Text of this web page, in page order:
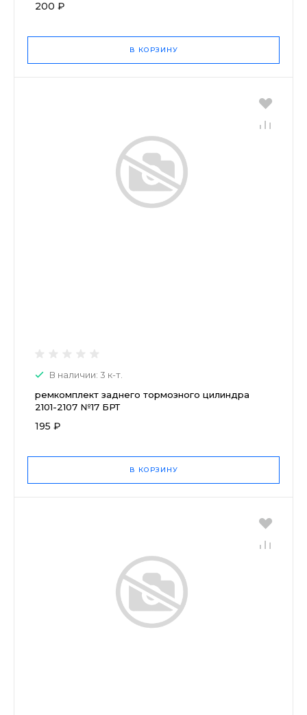
200 ₽
В КОРЗИНУ
В наличии: 3 к-т.
ремкомплект заднего тормозного цилиндра
2101-2107 №17 БРТ
195 ₽
В КОРЗИНУ